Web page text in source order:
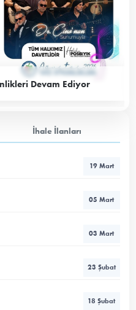
Devam Ediyor
İhale İlanları
19 Mart
05 Mart
03 Mart
23 Şubat
18 Şubat